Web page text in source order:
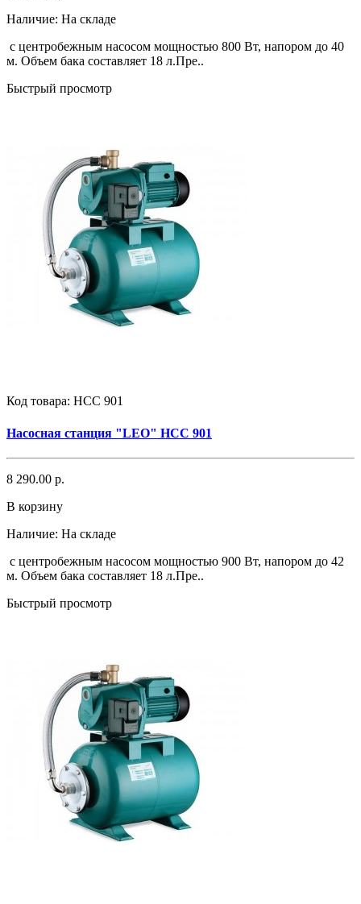
Наличие: На складе
с центробежным насосом мощностью 800 Вт, напором до 40
м. Объем бака составляет 18 л.Пре..
Быстрый просмотр
Код товара: НСС 901
Насосная станция "LEO" НСС 901
8 290.00 р.
В корзину
Наличие: На складе
с центробежным насосом мощностью 900 Вт, напором до 42
м. Объем бака составляет 18 л.Пре..
Быстрый просмотр